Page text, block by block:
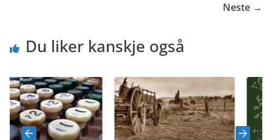
Neste →
Du liker kanskje også